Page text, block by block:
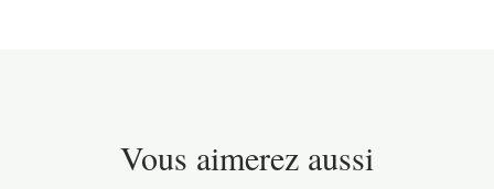
Vous aimerez aussi